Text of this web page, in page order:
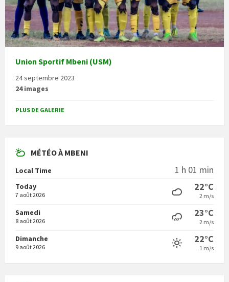
Union Sportif Mbeni (USM)
24 septembre 2023
24 images
PLUS DE GALERIE
MÉTÉO À MBENI
Local Time 1 h 01 min
Today
7 août 2026
22°C
2 m/s
Samedi
8 août 2026
23°C
2 m/s
Dimanche
9 août 2026
22°C
1 m/s